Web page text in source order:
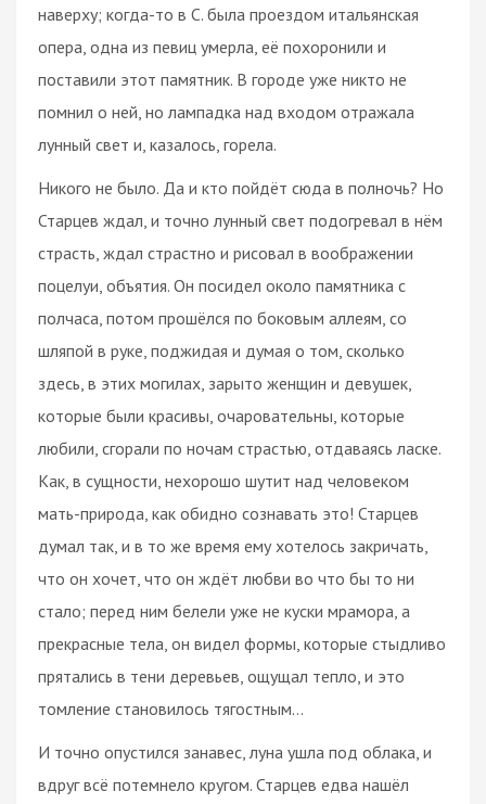
наверху; когда-то в С. была проездом итальянская
опера, одна из певиц умерла, её похоронили и
поставили этот памятник. В городе уже никто не
помнил о ней, но лампадка над входом отражала
лунный свет и, казалось, горела.
Никого не было. Да и кто пойдёт сюда в полночь? Но
Старцев ждал, и точно лунный свет подогревал в нём
страсть, ждал страстно и рисовал в воображении
поцелуи, объятия. Он посидел около памятника с
полчаса, потом прошёлся по боковым аллеям, со
шляпой в руке, поджидая и думая о том, сколько
здесь, в этих могилах, зарыто женщин и девушек,
которые были красивы, очаровательны, которые
любили, сгорали по ночам страстью, отдаваясь ласке.
Как, в сущности, нехорошо шутит над человеком
мать-природа, как обидно сознавать это! Старцев
думал так, и в то же время ему хотелось закричать,
что он хочет, что он ждёт любви во что бы то ни
стало; перед ним белели уже не куски мрамора, а
прекрасные тела, он видел формы, которые стыдливо
прятались в тени деревьев, ощущал тепло, и это
томление становилось тягостным…
И точно опустился занавес, луна ушла под облака, и
вдруг всё потемнело кругом. Старцев едва нашёл